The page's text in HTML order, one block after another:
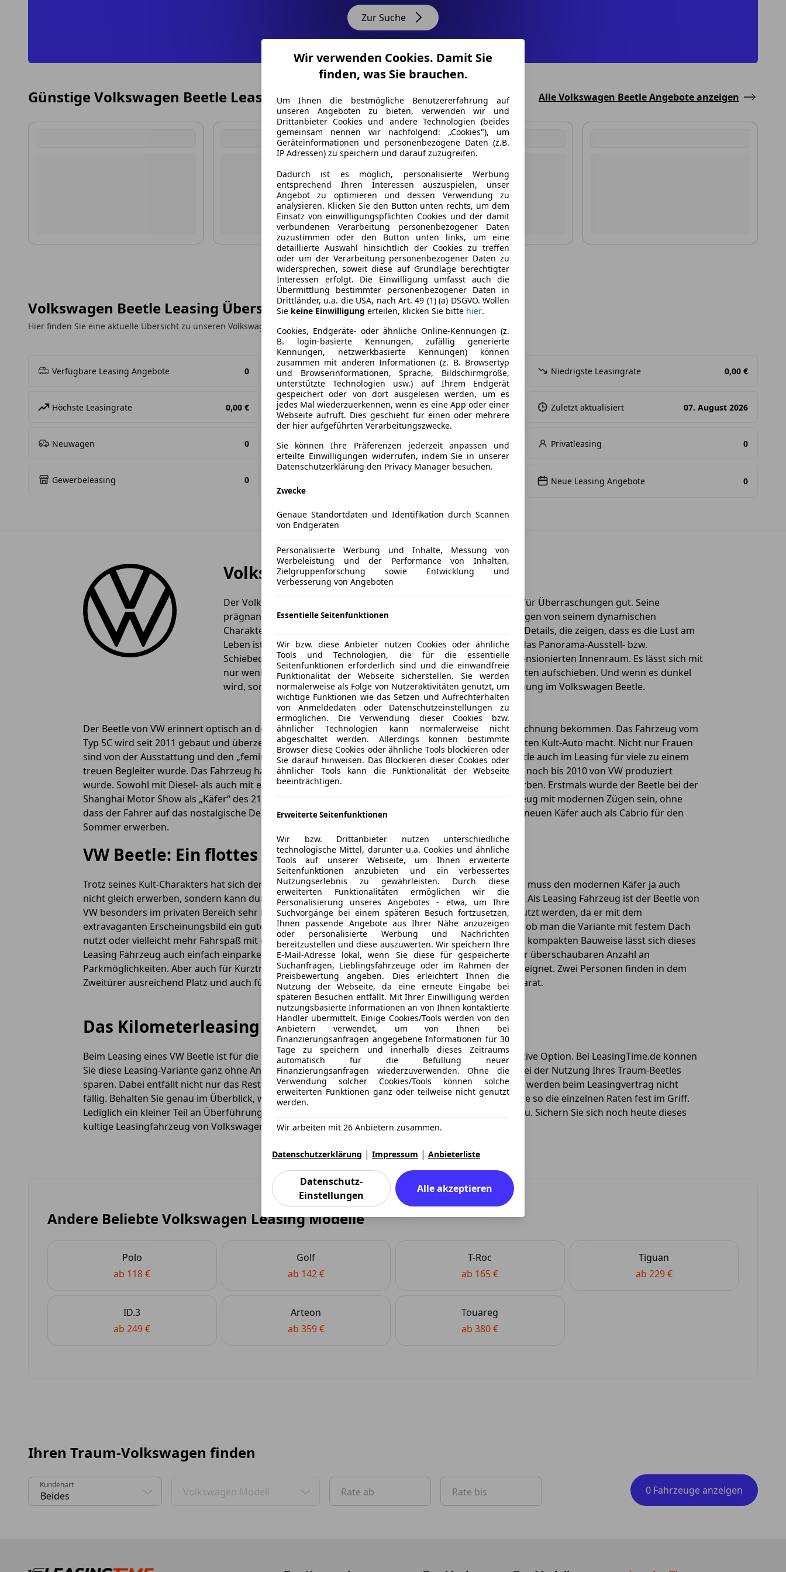
Zur Suche
Günstige Volkswagen Beetle Leasing Angebote Alle Volkswagen Beetle Angebote anzeigen
Volkswagen Beetle Leasing Übersicht
Hier finden Sie eine aktuelle Übersicht zu unseren Volkswagen Beetle Leasing Angeboten.
Verfügbare Leasing Angebote 0 Sofort verfügbare Angebote 0 Niedrigste Leasingrate 0,00 €
Höchste Leasingrate 0,00 € Bester Leasingfaktor null Zuletzt aktualisiert 07. August 2026
Neuwagen 0 Gebrauchtwagen 0 Privatleasing 0
Gewerbeleasing 0 Neue Leasing Angebote 0
Volkswagen Beetle
Der Volkswagen Beetle - eine Ikone, ein Original und immer wieder für Überraschungen gut. Seine
prägnanten Proportionen begeistern aus jeder Perspektive und zeugen von seinem dynamischen
Charakter. Hinzu kommt ein Höchstmaß an Komfort und zahlreiche Details, die zeigen, dass es die Lust am
Leben ist, die den Volkswagen Beetle im Kern prägen. Dazu gehört das Panorama-Ausstell- bzw.
Schiebedach. Er lässt die Sonne und viel Licht in den großzügig dimensionierten Innenraum. Es lässt sich mit
nur wenigen Handgriffen aufstellen oder auch nach hinten nach hinten aufschieben. Und wenn es dunkel
wird, sorgen die tolle Ambientebeleuchtung für die passende Stimmung im Volkswagen Beetle.
Der Beetle von VW erinnert optisch an den klassischen VW Käfer und hat deshalb diese Modellbezeichnung bekommen. Das Fahrzeug vom
Typ 5C wird seit 2011 gebaut und überzeugt mit einem schicken Retro-Design, das ihn zu einem echten Kult-Auto macht. Nicht nur Frauen
sind von der Ausstattung und den „femininen“ Formen der Karosserie angetan, so dass der VW Beetle auch im Leasing für viele zu einem
treuen Begleiter wurde. Das Fahrzeug hat den Vorgänger (Typ 9C) bei der Herstellung abgelöst, der noch bis 2010 von VW produziert
wurde. Sowohl mit Diesel- als auch mit einem Ottomotor kann man das Fahrzeug leasen oder erwerben. Erstmals wurde der Beetle bei der
Shanghai Motor Show als „Käfer“ des 21. Jahrhunderts vorgestellt. Dabei sollte der Beetle ein Fahrzeug mit modernen Zügen sein, ohne
dass der Fahrer auf das nostalgische Design eines Käfers verzichten muss. Seit 2012 kann man den neuen Käfer auch als Cabrio für den
Sommer erwerben.
VW Beetle: Ein flottes Insekt beim Leasing
Trotz seines Kult-Charakters hat sich der Beetle einen gewissen Seltenheitswert erhalten. Doch man muss den modernen Käfer ja auch
nicht gleich erwerben, sondern kann durch Leasing ebenfalls an das satte Fahrvergnügen kommen. Als Leasing Fahrzeug ist der Beetle von
VW besonders im privaten Bereich sehr beliebt. Er kann jedoch auch zu gewerblichen Zwecken genutzt werden, da er mit dem
extravaganten Erscheinungsbild ein gutes Werbemittel ist. Als Fahrer kann man selbst entscheiden, ob man die Variante mit festem Dach
nutzt oder vielleicht mehr Fahrspaß mit dem Cabrio an heißen Tagen genießen möchte. Dank seiner kompakten Bauweise lässt sich dieses
Leasing Fahrzeug auch einfach einparken und ist damit der ideale Begleiter in Großstädten mit einer überschaubaren Anzahl an
Parkmöglichkeiten. Aber auch für Kurztrips über das Wochenende ist der Beetle von VW bestens geeignet. Zwei Personen finden in dem
Zweitürer ausreichend Platz und auch für Gepäck stellt der Beetle genug Volumen im Kofferraum parat.
Das Kilometerleasing mit dem VW Beetle
Beim Leasing eines VW Beetle ist für die meisten Kunden vor allem das Kilometerleasing eine attraktive Option. Bei LeasingTime.de können
Sie diese Leasing-Variante ganz ohne Anzahlung in Anspruch nehmen und dabei jede Menge Geld bei der Nutzung Ihres Traum-Beetles
sparen. Dabei entfällt nicht nur das Restwertrisiko am Ende der Leasingzeit, auch Sonderzahlungen werden beim Leasingvertrag nicht
fällig. Behalten Sie genau im Überblick, welche Kosten jeden Monat auf Sie zukommen und haben Sie so die einzelnen Raten fest im Griff.
Lediglich ein kleiner Teil an Überführungskosten kommt bei diesem Modell am Anfang einmalig dazu. Sichern Sie sich noch heute dieses
kultige Leasingfahrzeug von Volkswagen und starten Sie mit dem Beetle durch.
Andere Beliebte Volkswagen Leasing Modelle
Polo
ab 118 €
Golf
ab 142 €
T-Roc
ab 165 €
Tiguan
ab 229 €
ID.3
ab 249 €
Arteon
ab 359 €
Touareg
ab 380 €
Ihren Traum-Volkswagen finden
Kundenart
Volkswagen Modell
Rate ab Rate bis 0 Fahrzeuge anzeigen
Wir verwenden Cookies. Damit Sie
finden, was Sie brauchen.
Um Ihnen die bestmögliche Benutzererfahrung auf
unseren Angeboten zu bieten, verwenden wir und
Drittanbieter Cookies und andere Technologien (beides
gemeinsam nennen wir nachfolgend: „Cookies"), um
Geräteinformationen und personenbezogene Daten (z.B.
IP Adressen) zu speichern und darauf zuzugreifen.
Dadurch ist es möglich, personalisierte Werbung
entsprechend Ihren Interessen auszuspielen, unser
Angebot zu optimieren und dessen Verwendung zu
analysieren. Klicken Sie den Button unten rechts, um dem
Einsatz von einwilligungspflichten Cookies und der damit
verbundenen Verarbeitung personenbezogener Daten
zuzustimmen oder den Button unten links, um eine
detaillierte Auswahl hinsichtlich der Cookies zu treffen
oder um der Verarbeitung personenbezogener Daten zu
widersprechen, soweit diese auf Grundlage berechtigter
Interessen erfolgt. Die Einwilligung umfasst auch die
Übermittlung bestimmter personenbezogener Daten in
Drittländer, u.a. die USA, nach Art. 49 (1) (a) DSGVO. Wollen
Sie keine Einwilligung erteilen, klicken Sie bitte hier.
Cookies, Endgeräte- oder ähnliche Online-Kennungen (z.
B. login-basierte Kennungen, zufällig generierte
Kennungen, netzwerkbasierte Kennungen) können
zusammen mit anderen Informationen (z. B. Browsertyp
und Browserinformationen, Sprache, Bildschirmgröße,
unterstützte Technologien usw.) auf Ihrem Endgerät
gespeichert oder von dort ausgelesen werden, um es
jedes Mal wiederzuerkennen, wenn es eine App oder einer
Webseite aufruft. Dies geschieht für einen oder mehrere
der hier aufgeführten Verarbeitungszwecke.
Sie können Ihre Präferenzen jederzeit anpassen und
erteilte Einwilligungen widerrufen, indem Sie in unserer
Datenschutzerklärung den Privacy Manager besuchen.
Zwecke
Genaue Standortdaten und Identifikation durch Scannen
von Endgeräten
Personalisierte Werbung und Inhalte, Messung von
Werbeleistung und der Performance von Inhalten,
Zielgruppenforschung sowie Entwicklung und
Verbesserung von Angeboten
Essentielle Seitenfunktionen
Wir bzw. diese Anbieter nutzen Cookies oder ähnliche
Tools und Technologien, die für die essentielle
Seitenfunktionen erforderlich sind und die einwandfreie
Funktionalität der Webseite sicherstellen. Sie werden
normalerweise als Folge von Nutzeraktivitäten genutzt, um
wichtige Funktionen wie das Setzen und Aufrechterhalten
von Anmeldedaten oder Datenschutzeinstellungen zu
ermöglichen. Die Verwendung dieser Cookies bzw.
ähnlicher Technologien kann normalerweise nicht
abgeschaltet werden. Allerdings können bestimmte
Browser diese Cookies oder ähnliche Tools blockieren oder
Sie darauf hinweisen. Das Blockieren dieser Cookies oder
ähnlicher Tools kann die Funktionalität der Webseite
beeinträchtigen.
Erweiterte Seitenfunktionen
Wir bzw. Drittanbieter nutzen unterschiedliche
technologische Mittel, darunter u.a. Cookies und ähnliche
Tools auf unserer Webseite, um Ihnen erweiterte
Seitenfunktionen anzubieten und ein verbessertes
Nutzungserlebnis zu gewährleisten. Durch diese
erweiterten Funktionalitäten ermöglichen wir die
Personalisierung unseres Angebotes - etwa, um Ihre
Suchvorgänge bei einem späteren Besuch fortzusetzen,
Ihnen passende Angebote aus Ihrer Nähe anzuzeigen
oder personalisierte Werbung und Nachrichten
bereitzustellen und diese auszuwerten. Wir speichern Ihre
E-Mail-Adresse lokal, wenn Sie diese für gespeicherte
Suchanfragen, Lieblingsfahrzeuge oder im Rahmen der
Preisbewertung angeben. Dies erleichtert Ihnen die
Nutzung der Webseite, da eine erneute Eingabe bei
späteren Besuchen entfällt. Mit Ihrer Einwilligung werden
nutzungsbasierte Informationen an von Ihnen kontaktierte
Händler übermittelt. Einige Cookies/Tools werden von den
Anbietern verwendet, um von Ihnen bei
Finanzierungsanfragen angegebene Informationen für 30
Tage zu speichern und innerhalb dieses Zeitraums
automatisch für die Befüllung neuer
Finanzierungsanfragen wiederzuverwenden. Ohne die
Verwendung solcher Cookies/Tools können solche
erweiterten Funktionen ganz oder teilweise nicht genutzt
werden.
Wir arbeiten mit 26 Anbietern zusammen.
Datenschutzerklärung | Impressum | Anbieterliste
Datenschutz-
Einstellungen
Alle akzeptieren